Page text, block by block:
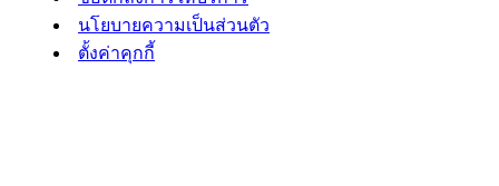
นโยบายความเป็นส่วนตัว
ตั้งค่าคุกกี้